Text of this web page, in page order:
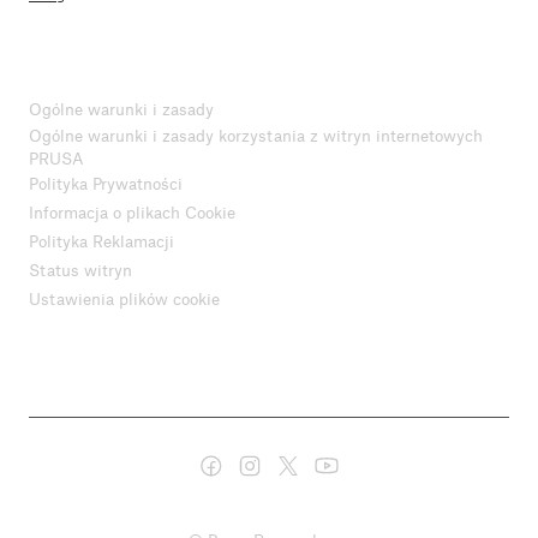
Ogólne warunki i zasady
Ogólne warunki i zasady korzystania z witryn internetowych
PRUSA
Polityka Prywatności
Informacja o plikach Cookie
Polityka Reklamacji
Status witryn
Ustawienia plików cookie